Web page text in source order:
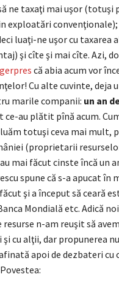
ne taxaţi mai uşor (totuşi
exploatări convenţionale);
luaţi-ne uşor cu taxarea
şi cîte şi mai cîte. Azi,
că abia acum vor
Cu alte cuvinte, deja
marile companii: un an
au plătit pînă acum.
totuşi ceva mai mult,
(proprietarii
mai făcut cinste încă un
spune că s-a apucat în
şi a început să ceară
Mondială etc. Adică
n-am reuşit să
cu alţii, dar propunerea
apoi de dezbateri cu